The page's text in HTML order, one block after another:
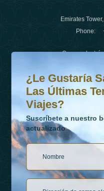
Emirates
Phone:
Correo
Número de
¿Le gustaría saber más
Suscríbete a nuestro
¿Le Gustaría
Las Últimas
Viajes?
Suscríbete a nuestro
actualizado